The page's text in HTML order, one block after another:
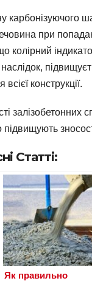
при
колірний
конструкції.
залізобетонних
Статті:
Як правильно